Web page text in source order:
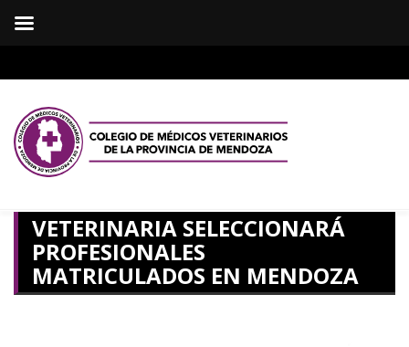
VETERINARIA SELECCIONARÁ
PROFESIONALES
MATRICULADOS EN MENDOZA